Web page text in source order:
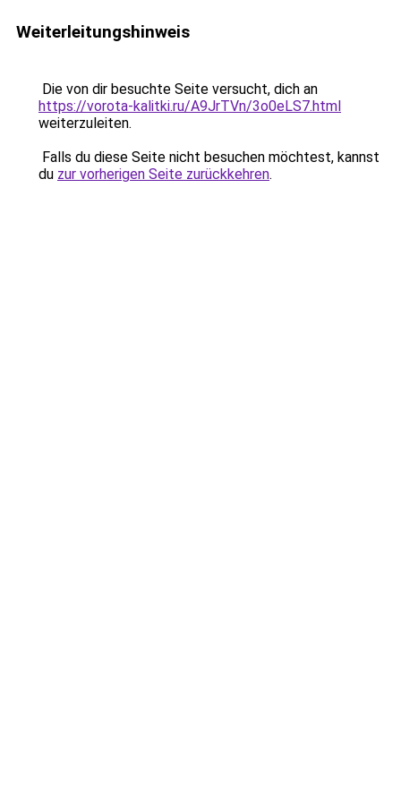
Weiterleitungshinweis
Die von dir besuchte Seite versucht, dich an
https://vorota-kalitki.ru/A9JrTVn/3o0eLS7.html
weiterzuleiten.
Falls du diese Seite nicht besuchen möchtest, kannst
du zur vorherigen Seite zurückkehren.